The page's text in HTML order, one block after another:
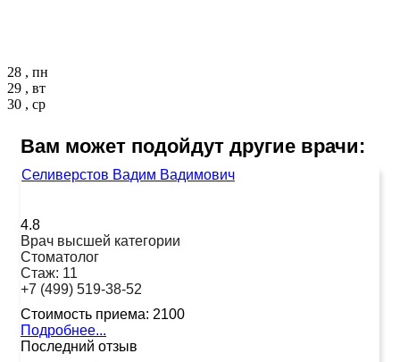
28 , пн
29 , вт
30 , ср
Вам может подойдут другие врачи:
Селиверстов Вадим Вадимович
4.8
Врач высшей категории
Стоматолог
Стаж: 11
+7 (499) 519-38-52
Стоимость приема: 2100
Подробнее...
Последний отзыв